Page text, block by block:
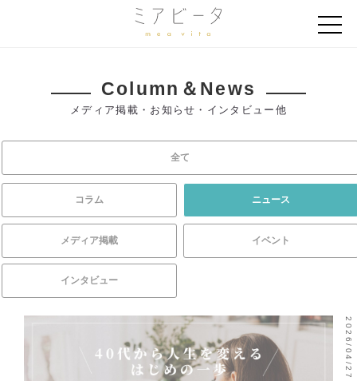
Column＆News
メディア掲載・お知らせ・インタビュー他
全て
コラム ニュース
メディア掲載 イベント
インタビュー
2026/04/27